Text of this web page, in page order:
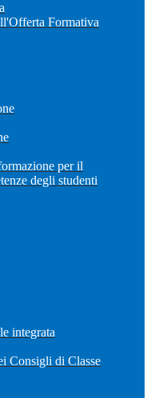
Formativa
per il
degli studenti
integrata
Consigli di Classe